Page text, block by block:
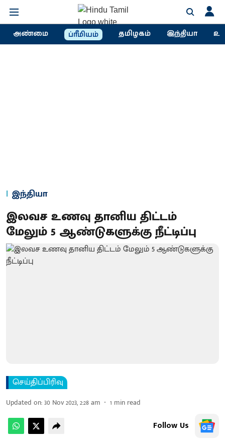
அண்மை ப்ரீமியம் தமிழகம் இந்தியா
இந்தியா
இலவச உணவு தானிய திட்டம்
மேலும் 5 ஆண்டுகளுக்கு நீட்டிப்பு
செய்திப்பிரிவு
Updated on:30 Nov 2023, 2:28 am 1 min read
Follow Us